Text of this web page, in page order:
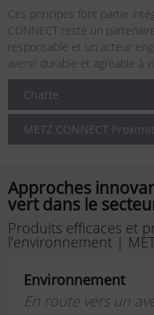
Ces principes font partie
CONNECT reste un
responsable et un acteur
avenir durable et agréable à
Charte
METZ CONNECT
Approches
vert dans le
Produits efficaces et
l’environnement |
Environnement
En route vers un